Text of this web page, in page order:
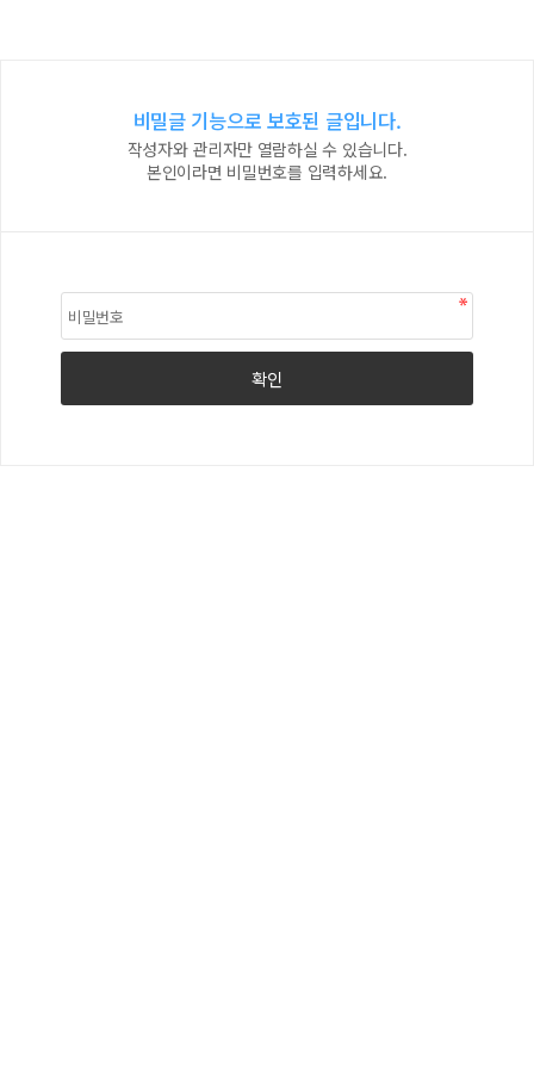
비밀글 기능으로 보호된 글입니다.
작성자와 관리자만 열람하실 수 있습니다.
본인이라면 비밀번호를 입력하세요.